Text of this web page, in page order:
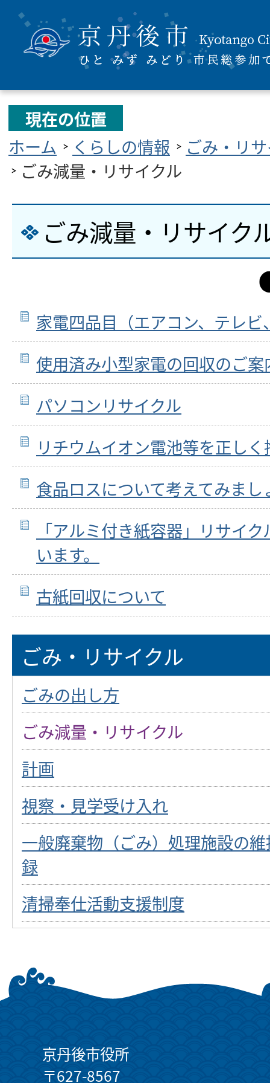
現在の位置
ホーム
くらしの情報
ごみ・リ
ごみ減量・リサイクル
ごみ減量・リサイク
家電四品目（エアコン、テレ
使用済み小型家電の回収のご案
パソコンリサイクル
リチウムイオン電池等を正し
食品ロスについて考えてみまし
「アルミ付き紙容器」リサイ
います。
古紙回収について
ごみ・リサイクル
ごみの出し方
ごみ減量・リサイクル
計画
視察・見学受け入れ
一般廃棄物（ごみ）処理施設の
録
清掃奉仕活動支援制度
京丹後市役所
〒627-8567